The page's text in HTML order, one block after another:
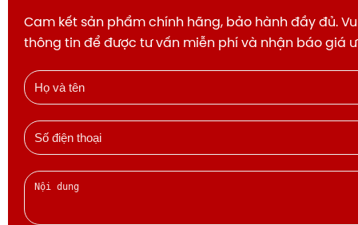
Cam kết sản phẩm chính hãng, bảo hành đầy đủ.
thông tin để được tư vấn miễn phí và nhận báo giá